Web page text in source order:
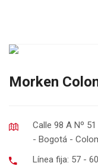
Morken
Calle 98 A Nº
- Bogotá -
Línea fija: 57 -